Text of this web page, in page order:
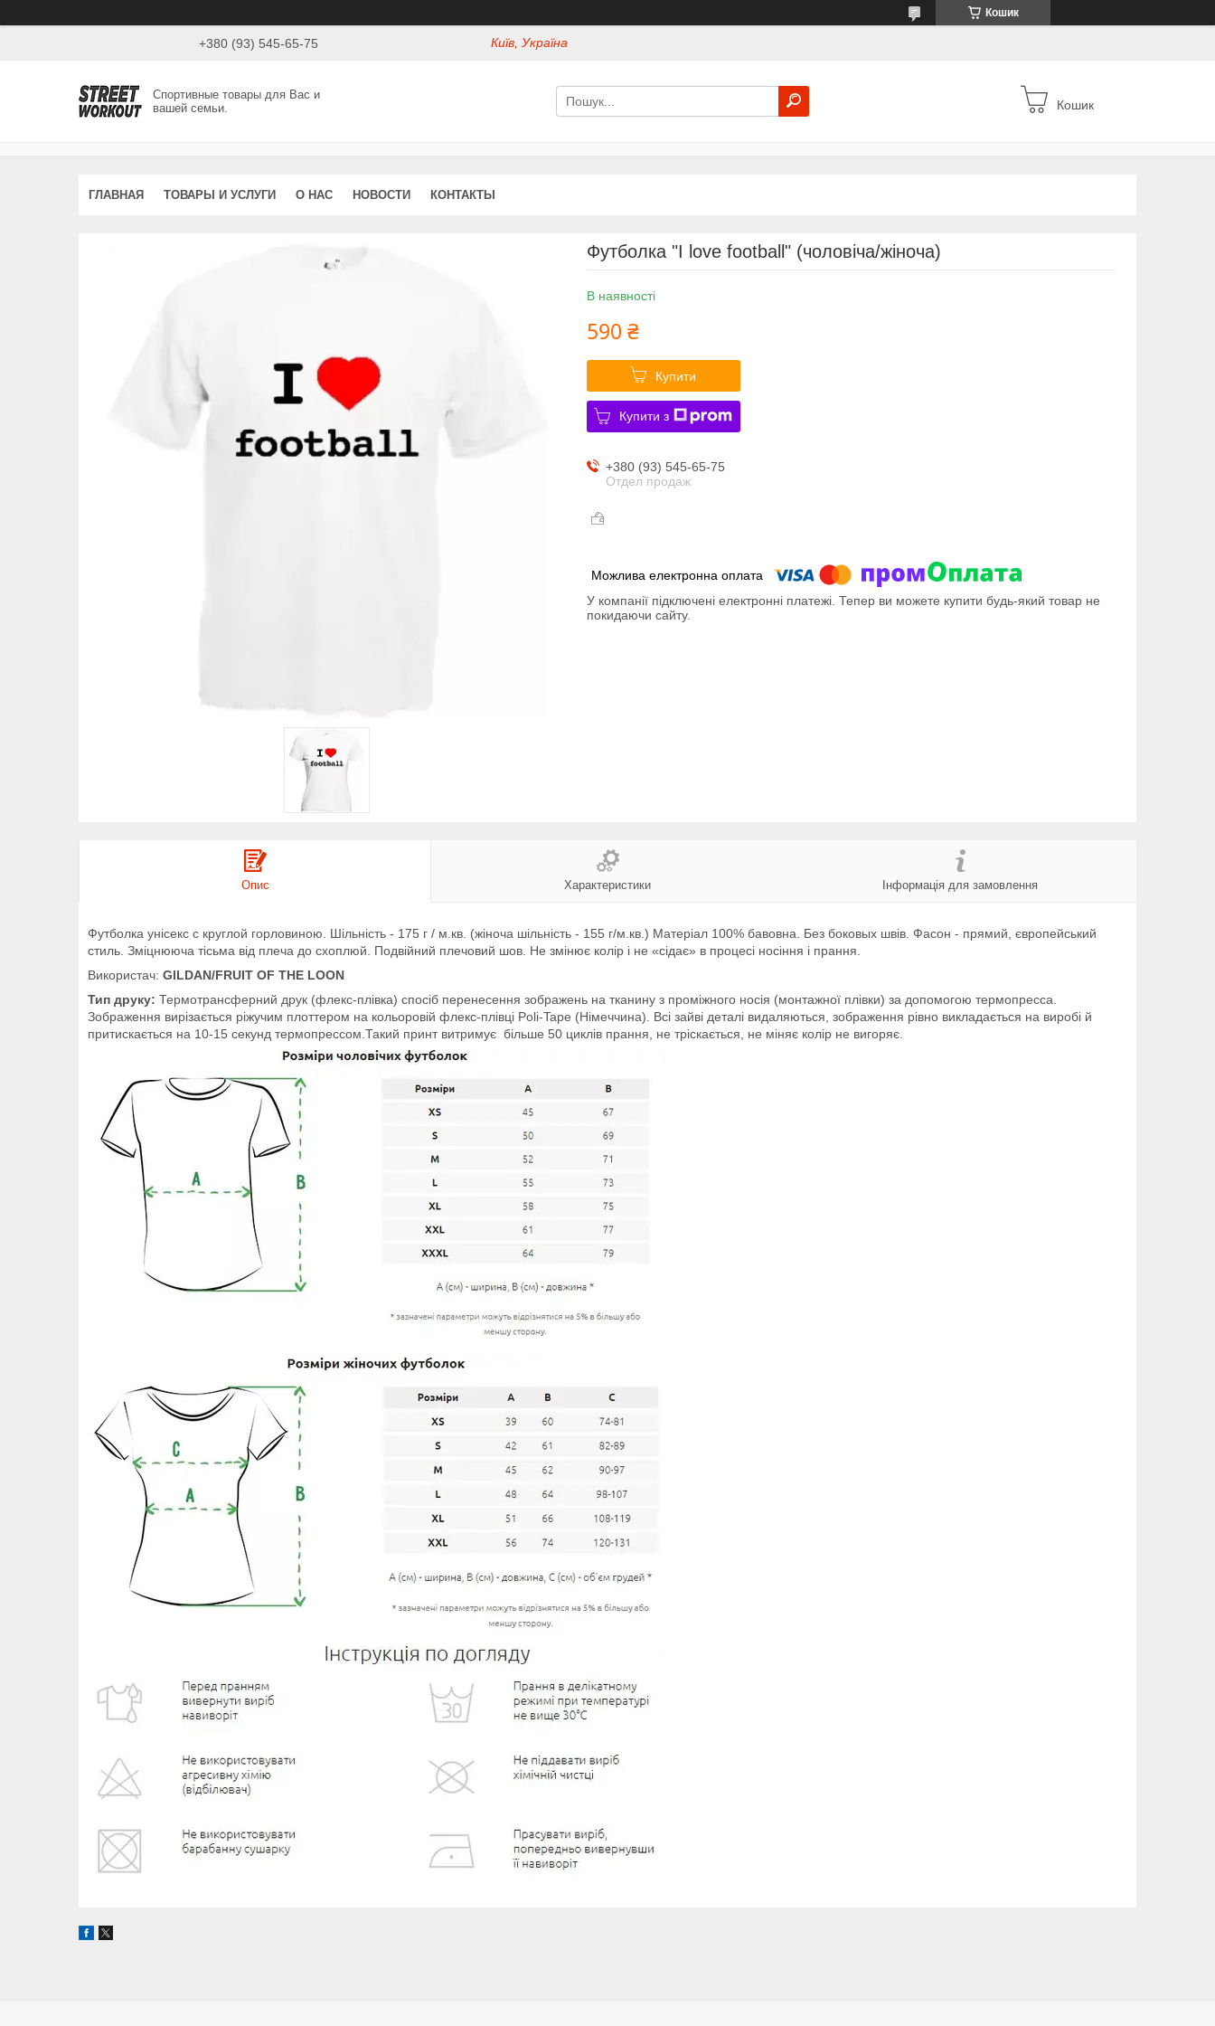
Кошик
+380 (93) 545-65-75 Київ, Україна
Спортивные товары для Вас и
вашей семьи.
Кошик
ГЛАВНАЯ ТОВАРЫ И УСЛУГИ О НАС НОВОСТИ КОНТАКТЫ
Футболка "I love football" (чоловіча/жіноча)
В наявності
590 ₴
Купити
Купити з
+380 (93) 545-65-75
Отдел продаж
У компанії підключені електронні платежі. Тепер ви можете купити будь-який товар не
покидаючи сайту.
Опис Характеристики Інформація для замовлення
Футболка унісекс с круглой горловиною. Шільність - 175 г / м.кв. (жіноча шільність - 155 г/м.кв.) Матеріал 100% бавовна. Без боковых швів. Фасон - прямий, європейський
стиль. Зміцнююча тісьма від плеча до схоплюй. Подвійний плечовий шов. Не змінює колір і не «сідає» в процесі носіння і прання.
Використач: GILDAN/FRUIT OF THE LOON
Тип друку: Термотрансферний друк (флекс-плівка) спосіб перенесення зображень на тканину з проміжного носія (монтажної плівки) за допомогою термопресса.
Зображення вирізається ріжучим плоттером на кольоровій флекс-плівці Poli-Tape (Німеччина). Всі зайві деталі видаляються, зображення рівно викладається на виробі й
притискається на 10-15 секунд термопрессом.Такий принт витримує більше 50 циклів прання, не тріскається, не міняє колір не вигоряє.